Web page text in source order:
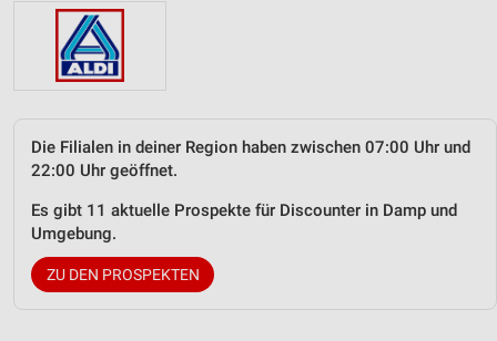
Die Filialen in deiner Region haben zwischen 07:00 Uhr und
22:00 Uhr geöffnet.
Es gibt 11 aktuelle Prospekte für Discounter in Damp und
Umgebung.
ZU DEN PROSPEKTEN